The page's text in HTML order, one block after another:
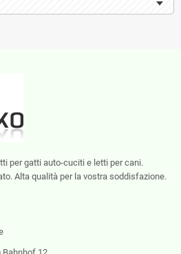
per gatti auto-cuciti e letti per cani.
Alta qualità per la vostra soddisfazione.